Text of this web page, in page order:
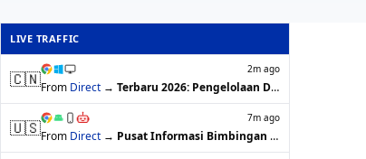
LIVE TRAFFIC
🇨🇳 2m ago
From Direct → Terbaru 2026: Pengelolaan Dana Desa un…
🇺🇸 7m ago
From Direct → Pusat Informasi Bimbingan Teknis di Ba…